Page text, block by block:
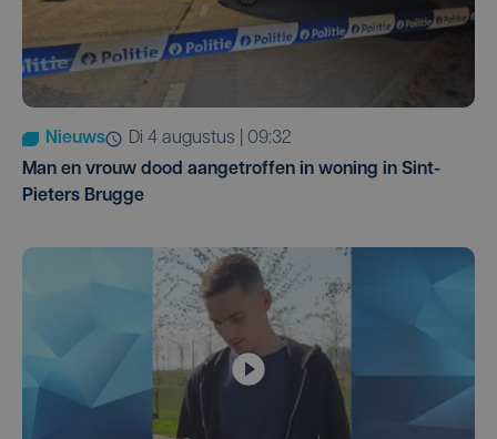
Nieuws
di 4 augustus | 09:32
Man en vrouw dood aangetroffen in woning in Sint-
Pieters Brugge